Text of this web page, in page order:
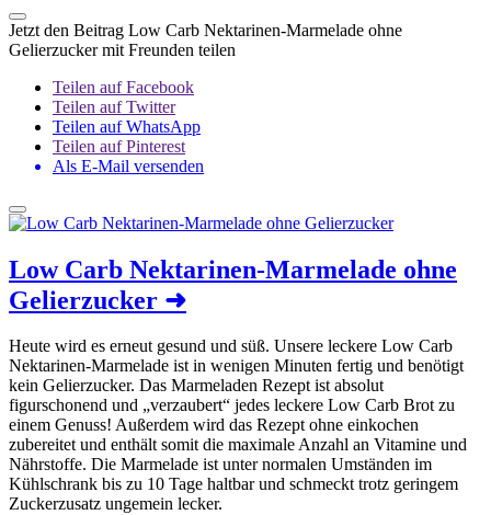
Jetzt den Beitrag Low Carb Nektarinen-Marmelade ohne
Gelierzucker mit Freunden teilen
Teilen auf Facebook
Teilen auf Twitter
Teilen auf WhatsApp
Teilen auf Pinterest
Als E-Mail versenden
Low Carb Nektarinen-Marmelade ohne
Gelierzucker ➜
Heute wird es erneut gesund und süß. Unsere leckere Low Carb
Nektarinen-Marmelade ist in wenigen Minuten fertig und benötigt
kein Gelierzucker. Das Marmeladen Rezept ist absolut
figurschonend und „verzaubert“ jedes leckere Low Carb Brot zu
einem Genuss! Außerdem wird das Rezept ohne einkochen
zubereitet und enthält somit die maximale Anzahl an Vitamine und
Nährstoffe. Die Marmelade ist unter normalen Umständen im
Kühlschrank bis zu 10 Tage haltbar und schmeckt trotz geringem
Zuckerzusatz ungemein lecker.